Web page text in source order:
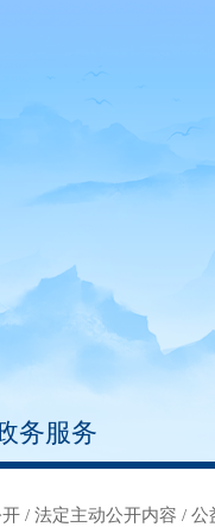
务服务
/ 法定主动公开内容 / 公